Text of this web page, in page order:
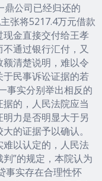
鼎公司已经归还的
张将5217.4万元借款
金直接交付给王孝
通过银行汇付，又
清楚说明，难以令
于民事诉讼证据的若
事实分别举出相反的
的，人民法院应当
力是否明显大于另
的证据予以确认。
以认定的，人民法
”的规定，本院认为
事实存在合理性怀